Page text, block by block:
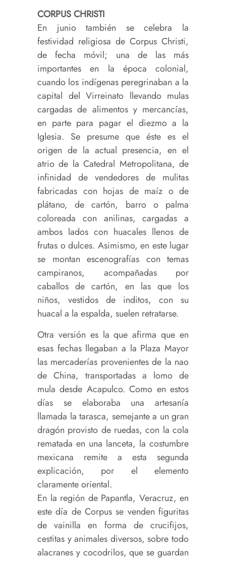
CORPUS CHRISTI
En junio también se celebra la
festividad religiosa de Corpus Christi,
de fecha móvil; una de las más
importantes en la época colonial,
cuando los indígenas peregrinaban a la
capital del Virreinato llevando mulas
cargadas de alimentos y mercancías,
en parte para pagar el diezmo a la
Iglesia. Se presume que éste es el
origen de la actual presencia, en el
atrio de la Catedral Metropolitana, de
infinidad de vendedores de mulitas
fabricadas con hojas de maíz o de
plátano, de cartón, barro o palma
coloreada con anilinas, cargadas a
ambos lados con huacales llenos de
frutas o dulces. Asimismo, en este lugar
se montan escenografías con temas
campiranos, acompañadas por
caballos de cartón, en las que los
niños, vestidos de inditos, con su
huacal a la espalda, suelen retratarse.
Otra versión es la que afirma que en
esas fechas llegaban a la Plaza Mayor
las mercaderías provenientes de la nao
de China, transportadas a lomo de
mula desde Acapulco. Como en estos
días se elaboraba una artesanía
llamada la tarasca, semejante a un gran
dragón provisto de ruedas, con la cola
rematada en una lanceta, la costumbre
mexicana remite a esta segunda
explicación, por el elemento
claramente oriental.
En la región de Papantla, Veracruz, en
este día de Corpus se venden figuritas
de vainilla en forma de crucifijos,
cestitas y animales diversos, sobre todo
alacranes y cocodrilos, que se guardan